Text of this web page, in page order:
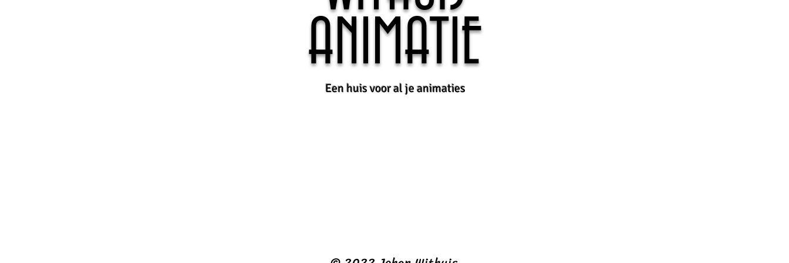
ANIMATIE
Een huis voor al je animaties